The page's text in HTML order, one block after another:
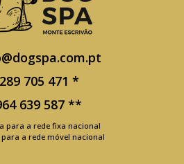
289 705 471 *
639 587 **
para a rede fixa nacional
a rede móvel nacional